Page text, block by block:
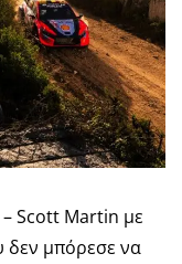
– Scott Martin με
δεν μπόρεσε να